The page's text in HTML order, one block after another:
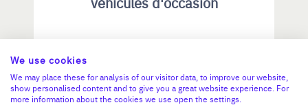
Valeur demandée :
N°18779
We use cookies
We may place these for analysis of our visitor data, to improve our website,
show personalised content and to give you a great website experience. For
more information about the cookies we use open the settings.